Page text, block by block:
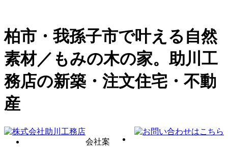
柏市・我孫子市で叶える自然
素材／もみの木の家。助川工
務店の新築・注文住宅・不動
産
会社案